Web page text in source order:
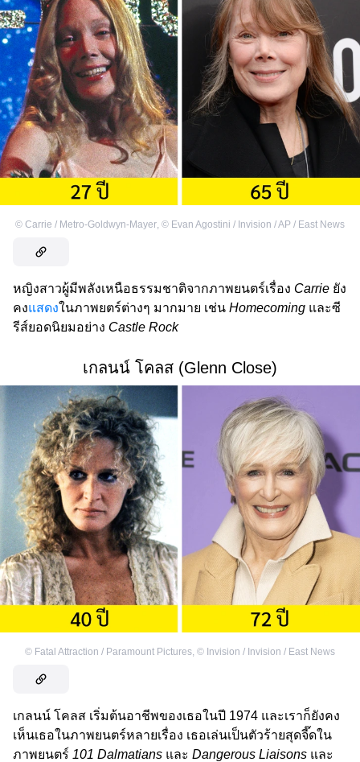
© Carrie / Metro-Goldwyn-Mayer © Evan Agostini / Invision / AP / East News
หญิงสาวผู้มีพลังเหนือธรรมชาติจากภาพยนตร์เรื่อง Carrie ยัง
คงแสดงในภาพยตร์ต่างๆ มากมาย เช่น Homecoming และซี
รีส์ยอดนิยมอย่าง Castle Rock
เกลนน์ โคลส (Glenn Close)
© Fatal Attraction / Paramount Pictures © Invision / Invision / East News
เกลนน์ โคลส เริ่มต้นอาชีพของเธอในปี 1974 และเราก็ยังคง
เห็นเธอในภาพยนตร์หลายเรื่อง เธอเล่นเป็นตัวร้ายสุดจี๊ดใน
ภาพยนตร์ 101 Dalmatians และ Dangerous Liaisons และ